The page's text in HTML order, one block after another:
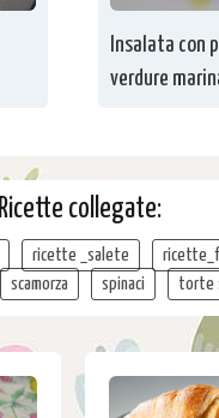
Insalata con
verdure
Ricette collegate:
ricette _salete
scamorza spinaci torte